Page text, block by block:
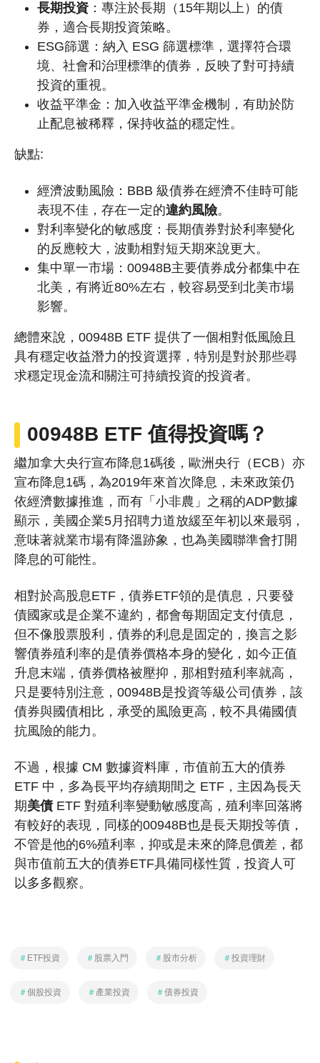
長期投資 ：專注於長期（15年期以上）的債
券，適合長期投資策略。
ESG篩選：納入 ESG 篩選標準，選擇符合環
境、社會和治理標準的債券，反映了對可持續
投資的重視。
收益平準金：加入收益平準金機制，有助於防
止配息被稀釋，保持收益的穩定性。
缺點:
經濟波動風險：BBB 級債券在經濟不佳時可能
表現不佳，存在一定的違約風險。
對利率變化的敏感度：長期債券對於利率變化
的反應較大，波動相對短天期來說更大。
集中單一市場：00948B主要債券成分都集中在
北美，有將近80%左右，較容易受到北美市場
影響。
總體來說，00948B ETF 提供了一個相對低風險且
具有穩定收益潛力的投資選擇，特別是對於那些尋
求穩定現金流和關注可持續投資的投資者。
00948B ETF 值得投資嗎？
繼加拿大央行宣布降息1碼後，歐洲央行（ECB）亦
宣布降息1碼，為2019年來首次降息，未來政策仍
依經濟數據推進，而有「小非農」之稱的ADP數據
顯示，美國企業5月招聘力道放緩至年初以來最弱，
意味著就業市場有降溫跡象，也為美國聯準會打開
降息的可能性。
相對於高股息ETF，債券ETF領的是債息，只要發
債國家或是企業不違約，都會每期固定支付債息，
但不像股票股利，債券的利息是固定的，換言之影
響債券殖利率的是債券價格本身的變化，如今正值
升息末端，債券價格被壓抑，那相對殖利率就高，
只是要特別注意，00948B是投資等級公司債券，該
債券與國債相比，承受的風險更高，較不具備國債
抗風險的能力。
不過，根據 CM 數據資料庫，市值前五大的債券
ETF 中，多為長平均存續期間之 ETF，主因為長天
期美債ETF 對殖利率變動敏感度高，殖利率回落將
有較好的表現，同樣的00948B也是長天期投等債，
不管是他的6%殖利率，抑或是未來的降息價差，都
與市值前五大的債券ETF具備同樣性質，投資人可
以多多觀察。
＃ ETF投資 ＃ 股票入門 ＃ 股市分析 ＃投資理財
＃個股投資 ＃ 產業投資 ＃債券投資